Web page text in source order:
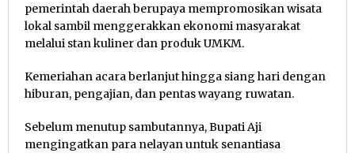
pemerintah daerah berupaya mempromosikan wisata
lokal sambil menggerakkan ekonomi masyarakat
melalui stan kuliner dan produk UMKM.
Kemeriahan acara berlanjut hingga siang hari dengan
hiburan, pengajian, dan pentas wayang ruwatan.
Sebelum menutup sambutannya, Bupati Aji
mengingatkan para nelayan untuk senantiasa